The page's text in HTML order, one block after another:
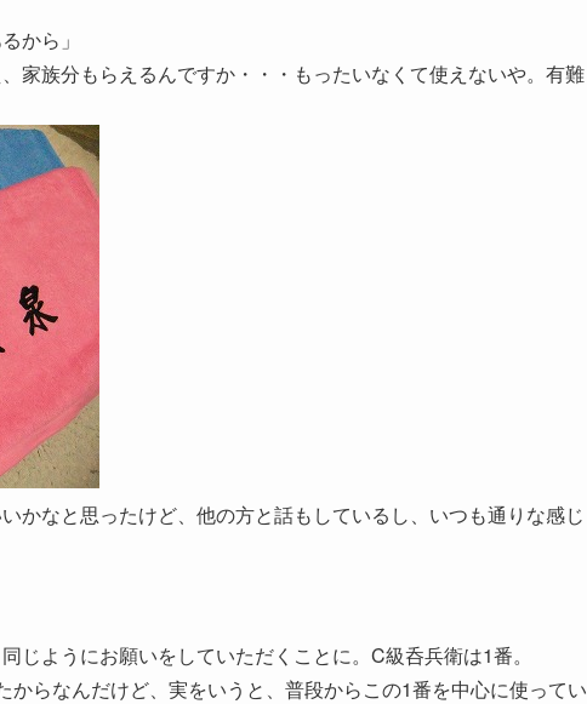
から」
家族分もらえるんですか・・・もったいなくて使えないや。有難
かなと思ったけど、他の方と話もしているし、いつも通りな感じ
じようにお願いをしていただくことに。C級呑兵衛は1番。
らなんだけど、実をいうと、普段からこの1番を中心に使ってい